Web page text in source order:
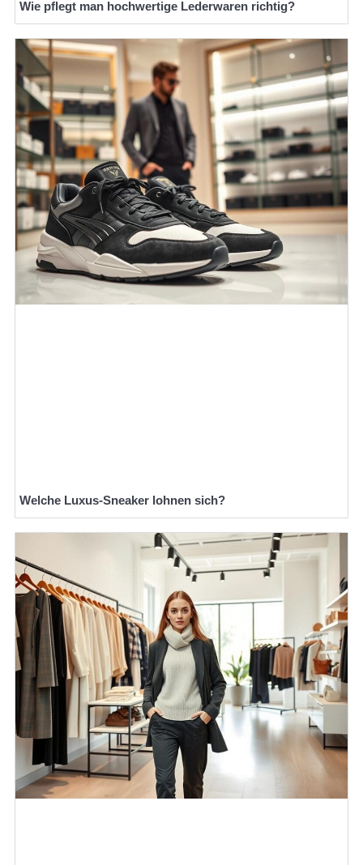
Wie pflegt man hochwertige Lederwaren richtig?
Welche Luxus-Sneaker lohnen sich?